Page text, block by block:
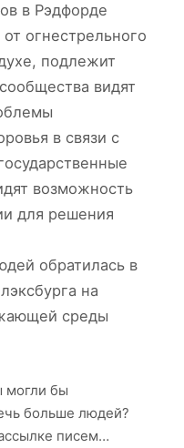
в Рэдфорде
огнестрельного
подлежит
видят
в связи с
возможность
для решения
обратилась в
на
среды
могли бы
больше людей?
писем…